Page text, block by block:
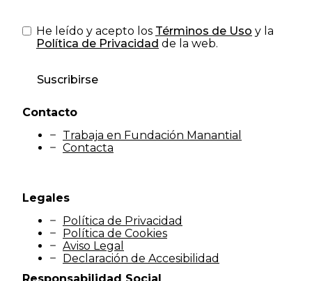
He leído y acepto los Términos de Uso y la
Política de Privacidad de la web.
Suscribirse
Contacto
Trabaja en Fundación Manantial
Contacta
Legales
Política de Privacidad
Política de Cookies
Aviso Legal
Declaración de Accesibilidad